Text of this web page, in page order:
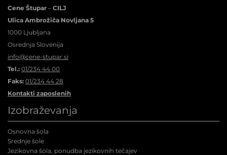
Cene Štupar – CILJ
Ulica Ambrožiča Novljana 5
1000 Ljubljana
Osrednja Slovenija
info@cene-stupar.si
Tel.: 01/234 44 00
Faks: 01/234 44 28
Kontakti zaposlenih
Izobraževanja
Osnovna šola
Srednje šole
Jezikovna šola, ponudba jezikovnih tečajev